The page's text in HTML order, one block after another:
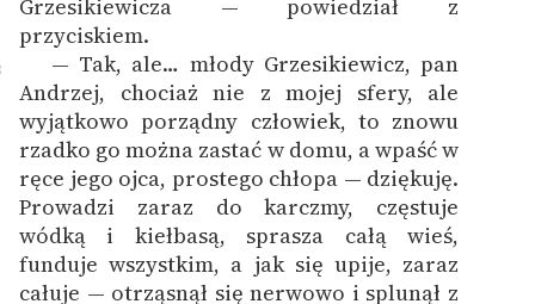
Grzesikiewicza — powiedział z
przyciskiem.
— Tak, ale… młody Grzesikiewicz, pan
Andrzej, chociaż nie z mojej sfery, ale
wyjątkowo porządny człowiek, to znowu
rzadko go można zastać w domu, a wpaść w
ręce jego ojca, prostego chłopa — dziękuję.
Prowadzi zaraz do karczmy, częstuje
wódką i kiełbasą, sprasza całą wieś,
funduje wszystkim, a jak się upije, zaraz
całuje — otrząsnął się nerwowo i splunął z